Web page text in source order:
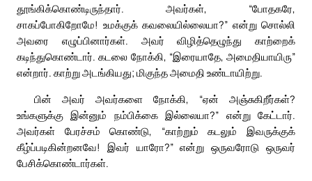
தூங்கிக்கொண்டிருந்தார். அவர்கள், “போதகரே,
சாகப்போகிறோமே! உமக்குக் கவலையில்லையா?” என்று சொல்லி
அவரை எழுப்பினார்கள். அவர் விழித்தெழுந்து காற்றைக்
கடிந்துகொண்டார். கடலை நோக்கி, “இரையாதே, அமைதியாயிரு”
என்றார். காற்று அடங்கியது; மிகுந்த அமைதி உண்டாயிற்று.
பின் அவர் அவர்களை நோக்கி, “ஏன் அஞ்சுகிறீர்கள்?
உங்களுக்கு இன்னும் நம்பிக்கை இல்லையா?” என்று கேட்டார்.
அவர்கள் பேரச்சம் கொண்டு, “காற்றும் கடலும் இவருக்குக்
கீழ்ப்படிகின்றனவே! இவர் யாரோ?” என்று ஒருவரோடு ஒருவர்
பேசிக்கொண்டார்கள்.